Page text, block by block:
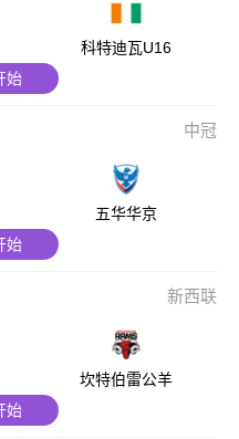
科特迪瓦U16
始
中冠
五华华京
始
新西联
坎特伯雷公羊
始